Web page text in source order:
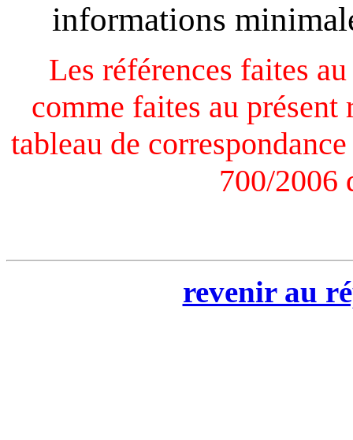
informations
Les références faites
comme faites au
tableau de
700/2006
revenir au